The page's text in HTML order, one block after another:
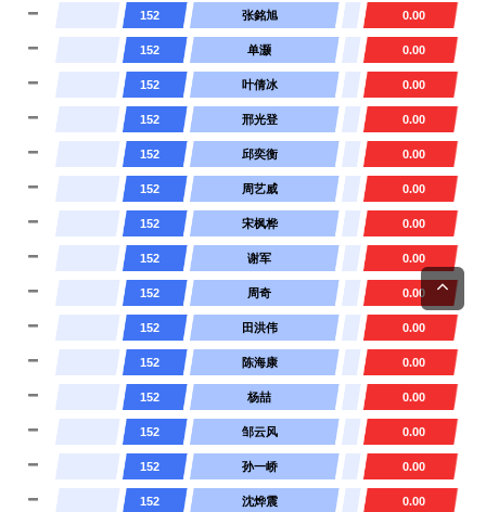
152 张銘旭 0.00
152 单灏 0.00
152 叶倩冰 0.00
152 邢光登 0.00
152 邱奕衡 0.00
152 周艺威 0.00
152 宋枫桦 0.00
152 谢军 0.00
152 周奇 0.00
152 田洪伟 0.00
152 陈海康 0.00
152 杨喆 0.00
152 邹云风 0.00
152 孙一峤 0.00
152 沈烨震 0.00